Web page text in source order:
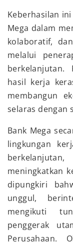
Keberhasilan
Mega dalam
kolaboratif,
melalui
berkelanjutan.
hasil kerja
membangun
selaras dengan
Bank Mega
lingkungan
meningkatkan
dipungkiri
unggul,
mengikuti
penggerak